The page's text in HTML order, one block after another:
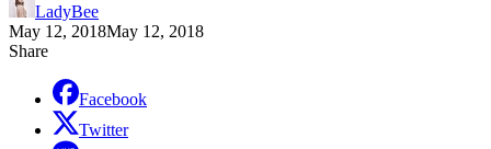
LadyBee
May 12, 2018May 12, 2018
Share
Facebook
Twitter